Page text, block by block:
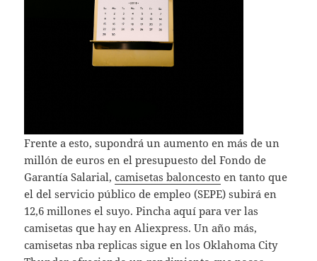
Frente a esto, supondrá un aumento en más de un
millón de euros en el presupuesto del Fondo de
Garantía Salarial,camisetas baloncesto en tanto que
el del servicio público de empleo (SEPE) subirá en
12,6 millones el suyo. Pincha aquí para ver las
camisetas que hay en Aliexpress. Un año más,
camisetas nba replicas sigue en los Oklahoma City